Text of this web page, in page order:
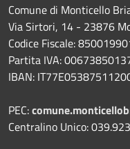
Comune di Monticello
Via Sirtori, 14 - 23876
Codice Fiscale:
Partita IVA:
IBAN:
PEC:
Centralino Unico: